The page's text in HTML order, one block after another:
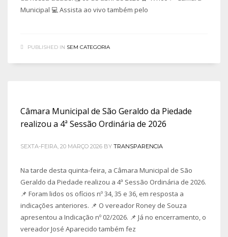
Municipal 💻 Assista ao vivo também pelo
PUBLISHED IN SEM CATEGORIA
Câmara Municipal de São Geraldo da Piedade
realizou a 4ª Sessão Ordinária de 2026
SEXTA-FEIRA, 20 MARÇO 2026 BY TRANSPARENCIA
Na tarde desta quinta-feira, a Câmara Municipal de São
Geraldo da Piedade realizou a 4ª Sessão Ordinária de 2026.
📌 Foram lidos os ofícios nº 34, 35 e 36, em resposta a
indicações anteriores. 📌 O vereador Roney de Souza
apresentou a Indicação nº 02/2026. 📌 Já no encerramento, o
vereador José Aparecido também fez